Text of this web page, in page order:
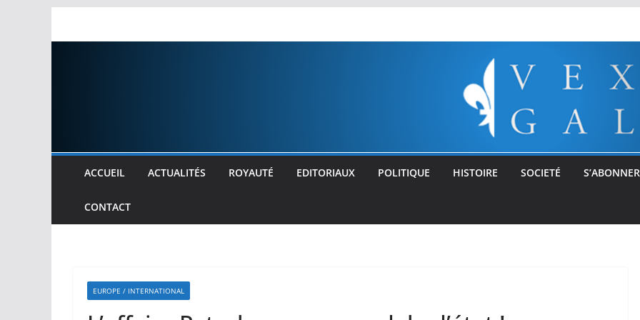
ACCUEIL ACTUALITÉS ROYAUTÉ EDITORIAUX POLITIQUE HISTOIRE SOCIETÉ
CONTACT
EUROPE / INTERNATIONAL